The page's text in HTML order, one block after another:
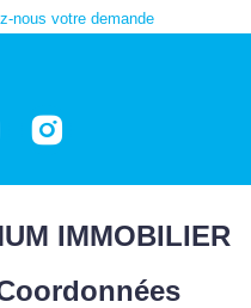
nous votre demande
IMMOBILIER